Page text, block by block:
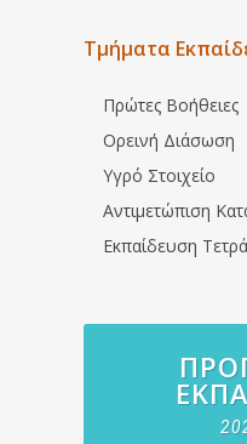
Τμήματα
Πρώτες Βοήθειες
Ορεινή Διάσωση
Υγρό Στοιχείο
Αντιμετώπιση
Εκπαίδευση